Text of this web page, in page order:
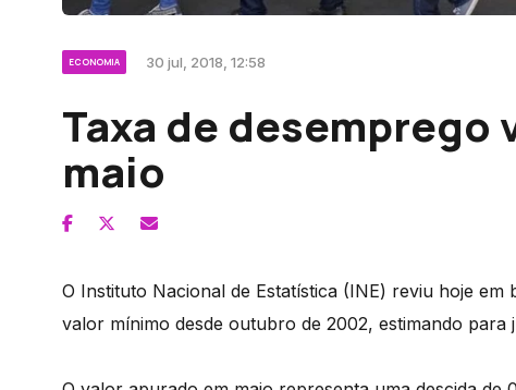
ECONOMIA 30 jul, 2018, 12:58
Taxa de desemprego
maio
O Instituto Nacional de Estatística (INE) reviu hoje
valor mínimo desde outubro de 2002, estimando